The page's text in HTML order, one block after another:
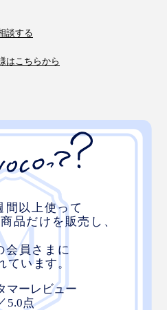
ばしさを引き出しました。
子さまからご年配の方まで家
談する
はこちらから